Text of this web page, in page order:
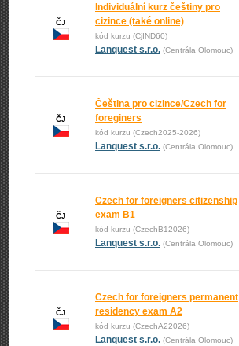
ČJ
Individuální kurz češtiny pro
cizince (také online)
kód kurzu (CjIND60)
Lanquest s.r.o. (Centrála Olomouc)
ČJ
Čeština pro cizince/Czech for
foreginers
kód kurzu (Czech2025-2026)
Lanquest s.r.o. (Centrála Olomouc)
ČJ
Czech for foreigners citizenship
exam B1
kód kurzu (CzechB12026)
Lanquest s.r.o. (Centrála Olomouc)
ČJ
Czech for foreigners permanent
residency exam A2
kód kurzu (CzechA22026)
Lanquest s.r.o. (Centrála Olomouc)